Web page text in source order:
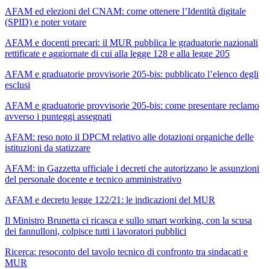
AFAM ed elezioni del CNAM: come ottenere l’Identità digitale
(SPID) e poter votare
AFAM e docenti precari: il MUR pubblica le graduatorie nazionali
rettificate e aggiornate di cui alla legge 128 e alla legge 205
AFAM e graduatorie provvisorie 205-bis: pubblicato l’elenco degli
esclusi
AFAM e graduatorie provvisorie 205-bis: come presentare reclamo
avverso i punteggi assegnati
AFAM: reso noto il DPCM relativo alle dotazioni organiche delle
istituzioni da statizzare
AFAM: in Gazzetta ufficiale i decreti che autorizzano le assunzioni
del personale docente e tecnico amministrativo
AFAM e decreto legge 122/21: le indicazioni del MUR
Il Ministro Brunetta ci ricasca e sullo smart working, con la scusa
dei fannulloni, colpisce tutti i lavoratori pubblici
Ricerca: resoconto del tavolo tecnico di confronto tra sindacati e
MUR